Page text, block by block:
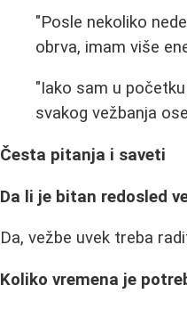
"Posle nekoliko
obrva, imam više
"Iako sam u
svakog vežbanja
Česta pitanja i saveti
Da li je bitan redosled
Da, vežbe uvek treba
Koliko vremena je